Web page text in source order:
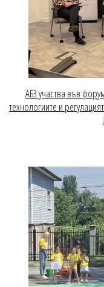
АБЗ участва във
технологиите и